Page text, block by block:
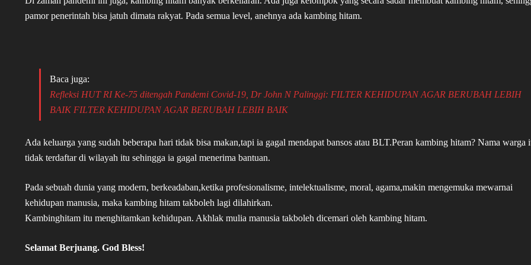
pamor penerintah bisa jatuh dimata rakyat. Pada semua level, anehnya ada kambing hitam.
Baca juga:
Refleksi HUT RI Ke-75 ditengah Pandemi Covid-19, Dr John N Palinggi: FILTER KEHIDUPAN AGAR BERUBAH LEBIH
BAIK FILTER KEHIDUPAN AGAR BERUBAH LEBIH BAIK​
Ada keluarga yang sudah beberapa hari tidak bisa makan,tapi ia gagal mendapat bansos atau BLT.Peran kambing hitam? Nama warga
tidak terdaftar di wilayah itu sehingga ia gagal menerima bantuan.
Pada sebuah dunia yang modern, berkeadaban,ketika profesionalisme, intelektualisme, moral, agama,makin mengemuka mewarnai
kehidupan manusia, maka kambing hitam takboleh lagi dilahirkan.
Kambinghitam itu menghitamkan kehidupan. Akhlak mulia manusia takboleh dicemari oleh kambing hitam.
Selamat Berjuang. God Bless!